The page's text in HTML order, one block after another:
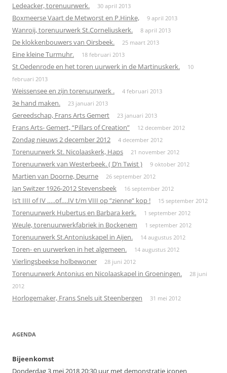
Ledeacker, torenuurwerk. 30 april 2013
Boxmeerse Vaart de Metworst en P.Hinke, 9 april 2013
Wanroij, torenuurwerk St.Corneliuskerk. 8 april 2013
De klokkenbouwers van Oirsbeek. 25 maart 2013
Eine kleine Turmuhr. 18 februari 2013
St.Oedenrode en het toren uurwerk in de Martinuskerk.
10
februari 2013
Weissensee en zijn torenuurwerk . 4 februari 2013
3e hand maken. 23 januari 2013
Gereedschap, Frans Arts Gemert 23 januari 2013
Frans Arts- Gemert, “Pillars of Creation” 12 december 2012
Zondag nieuws 2 december 2012 4 december 2012
Torenuurwerk St. Nicolaaskerk, Haps 21 november 2012
Torenuurwerk van Westerbeek. ( D’n Twist ) 9 oktober 2012
Martien van Doorne, Deurne 26 september 2012
Jan Switzer 1926-2012 Stevensbeek 16 september 2012
Is’t IIII of IV …..of….IV t/m VIII op ”zienne” kop ! 15 september 2012
Torenuurwerk Hubertus en Barbara kerk. 1 september 2012
Weule, torenuurwerkfabriek in Bockenem 1 september 2012
Torenuurwerk St.Antoniuskapel in Aijen. 14 augustus 2012
Toren- en uurwerken in het algemeen. 14 augustus 2012
Vierlingsbeekse holbewoner 28 juni 2012
Torenuurwerk Antonius en Nicolaaskapel in Groeningen.
28 juni
2012
Horlogemaker, Frans Snels uit Steenbergen 31 mei 2012
AGENDA
Bijeenkomst
Donderdag 3 mei 2018 20:30 uur met demonstratie iconen